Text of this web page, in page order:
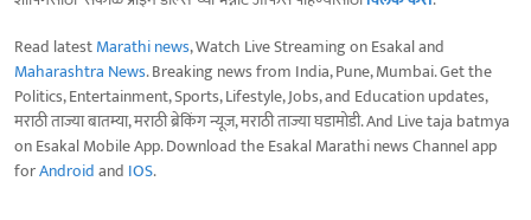
Read latestMarathi news, Watch Live Streaming on Esakal and
Maharashtra News. Breaking news from India, Pune, Mumbai. Get the
Politics, Entertainment, Sports, Lifestyle, Jobs, and Education updates,
मराठी ताज्या बातम्या, मराठी ब्रेकिंग न्यूज, मराठी ताज्या घडामोडी. And Live taja batmya
on Esakal Mobile App. Download the Esakal Marathi news Channel app
forAndroidand IOS.